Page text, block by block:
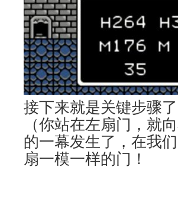
接下来就是关键步骤
（你站在左扇门，就
的一幕发生了，在我
扇一模一样的门！